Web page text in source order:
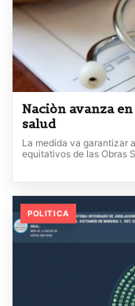
Naciòn avanza
salud
La medida va garantizar
equitativos de las Obras
POLITICA